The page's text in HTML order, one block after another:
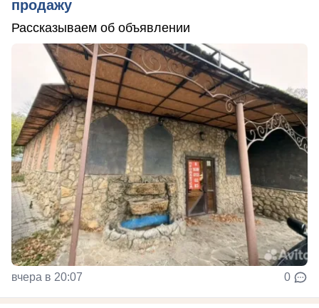
продажу
Рассказываем об объявлении
вчера в 20:07 0